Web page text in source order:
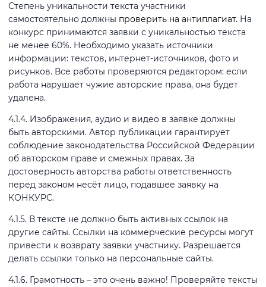
Степень уникальности текста участники
самостоятельно должны проверить на антиплагиат. На
конкурс принимаются заявки с уникальностью текста
не менее 60%. Необходимо указать источники
информации: текстов, интернет-источников, фото и
рисунков. Все работы проверяются редактором: если
работа нарушает чужие авторские права, она будет
удалена.
4.1.4. Изображения, аудио и видео в заявке должны
быть авторскими. Автор публикации гарантирует
соблюдение законодательства Российской Федерации
об авторском праве и смежных правах. За
достоверность авторства работы ответственность
перед законом несёт лицо, подавшее заявку на
КОНКУРС.
4.1.5. В тексте не должно быть активных ссылок на
другие сайты. Ссылки на коммерческие ресурсы могут
привести к возврату заявки участнику. Разрешается
делать ссылки только на персональные сайты.
4.1.6. Грамотность – это очень важно! Проверяйте тексты